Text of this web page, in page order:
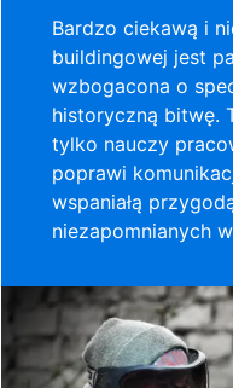
Bardzo ciekawą i
buildingowej jest
wzbogacona o
historyczną bitwę.
tylko nauczy
poprawi
wspaniałą
niezapomnianych